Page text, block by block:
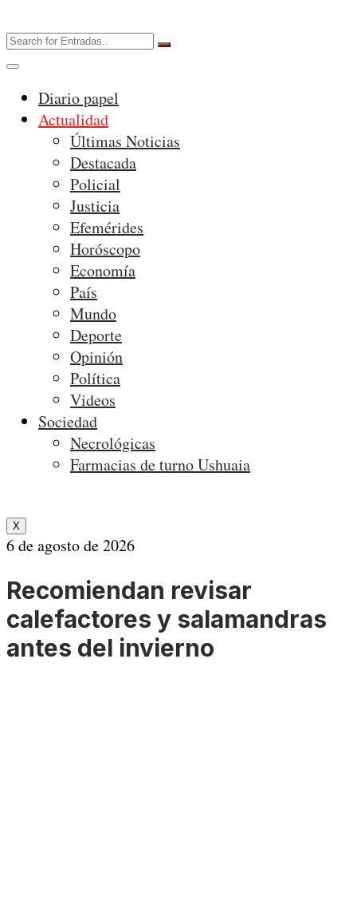
Diario papel
Actualidad
Últimas Noticias
Destacada
Policial
Justicia
Efemérides
Horóscopo
Economía
País
Mundo
Deporte
Opinión
Política
Videos
Sociedad
Necrológicas
Farmacias de turno Ushuaia
X
6 de agosto de 2026
Recomiendan revisar
calefactores y salamandras
antes del invierno